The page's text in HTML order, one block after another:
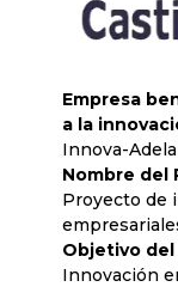
Empresa
a la
Innova-
Nombre del
Proyecto de
Objetivo
Innovación